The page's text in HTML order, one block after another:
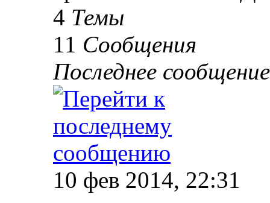
4 Темы
11 Сообщения
Последнее сообщение
10 фев 2014, 22:31